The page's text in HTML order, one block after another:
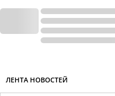
ЛЕНТА НОВОСТЕЙ